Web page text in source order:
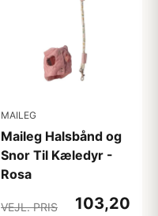
MAILEG
Maileg Halsbånd og
Snor Til Kæledyr -
Rosa
VEJL. PRIS
103,20